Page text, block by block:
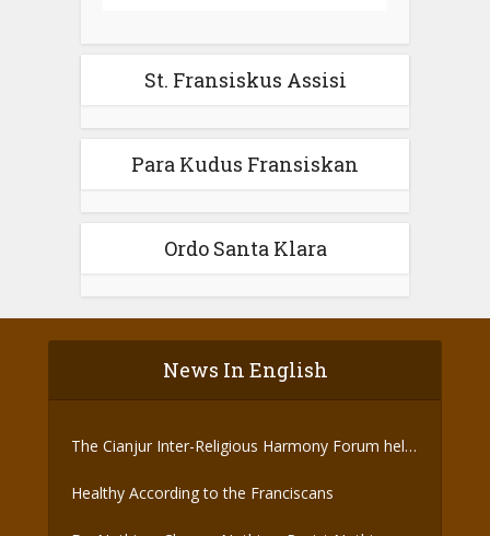
St. Fransiskus Assisi
Para Kudus Fransiskan
Ordo Santa Klara
News In English
The Cianjur Inter-Religious Harmony Forum held
Healthy According to the Franciscans